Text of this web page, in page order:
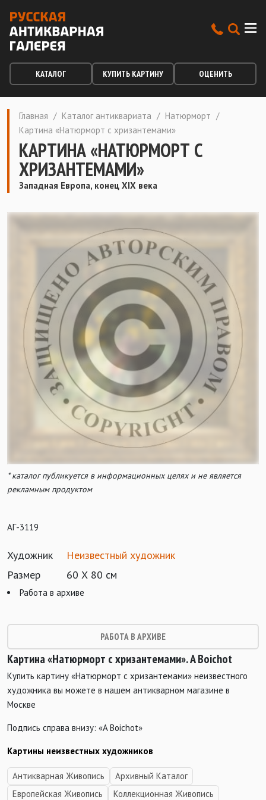
КАТАЛОГ КУПИТЬ КАРТИНУ ОЦЕНИТЬ
Главная / Каталог антиквариата / Натюрморт /
Картина «Натюрморт с хризантемами»
КАРТИНА «НАТЮРМОРТ С
ХРИЗАНТЕМАМИ»
Западная Европа, конец XIX века
* каталог публикуется в информационных целях и не является
рекламным продуктом
АГ-3119
Художник
Неизвестный художник
Размер
60 Х 80 см
Работа в архиве
РАБОТА В АРХИВЕ
Картина «Натюрморт с хризантемами». A Boichot
Купить картину «Натюрморт с хризантемами» неизвестного
художника вы можете в нашем антикварном магазине в
Москве
Подпись справа внизу: «A Boichot»
Картины неизвестных художников
Антикварная Живопись
Архивный Каталог
Европейская Живопись
Коллекционная Живопись